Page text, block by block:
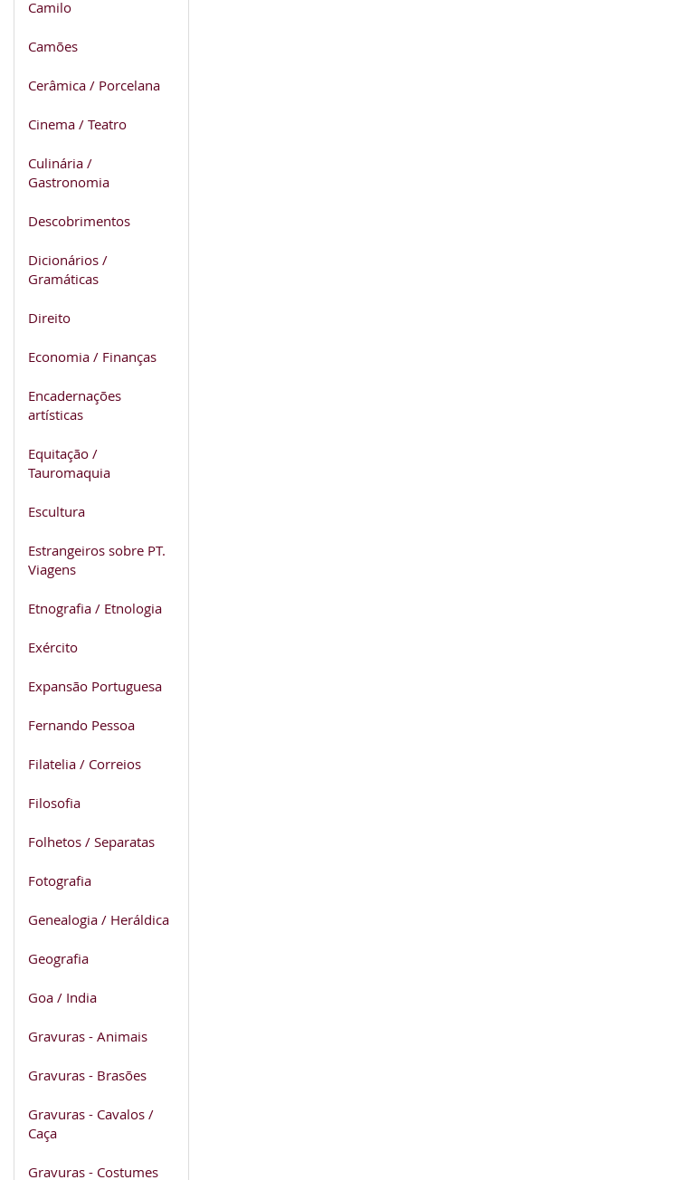
Camilo
Camões
Cerâmica / Porcelana
Cinema / Teatro
Culinária /
Gastronomia
Descobrimentos
Dicionários /
Gramáticas
Direito
Economia / Finanças
Encadernações
artísticas
Equitação /
Tauromaquia
Escultura
Estrangeiros sobre PT.
Viagens
Etnografia / Etnologia
Exército
Expansão Portuguesa
Fernando Pessoa
Filatelia / Correios
Filosofia
Folhetos / Separatas
Fotografia
Genealogia / Heráldica
Geografia
Goa / India
Gravuras - Animais
Gravuras - Brasões
Gravuras - Cavalos /
Caça
Gravuras - Costumes